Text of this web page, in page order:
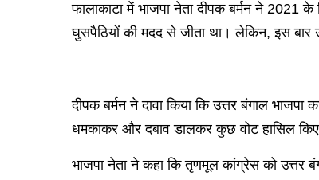
फालाकाटा में भाजपा नेता दीपक बर्मन ने 2021
घुसपैठियों की मदद से जीता था। लेकिन, इस बार
दीपक बर्मन ने दावा किया कि उत्तर बंगाल
धमकाकर और दबाव डालकर कुछ वोट हासिल
भाजपा नेता ने कहा कि तृणमूल कांग्रेस को उत्तर